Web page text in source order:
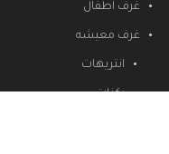
غرف اطفال
غرف معيشه
انتريهات
ركنات